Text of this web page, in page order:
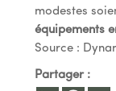
modestes
équipements
Source :
Partager :